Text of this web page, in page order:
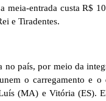
entrada custa R$
e Tiradentes.
país, por meio da
o carregamento e
(MA) e Vitória (ES).